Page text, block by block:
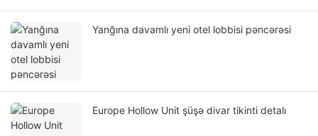
Yanğına davamlı yeni otel lobbisi pəncərəsi
Europe Hollow Unit şüşə divar tikinti detalı